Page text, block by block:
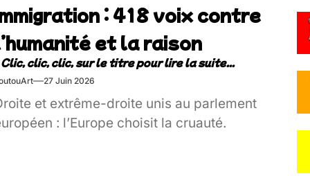
: 418 voix contre
et la raison
27 Juin 2026
et extrême-droite unis au parlement
: l’Europe choisit la cruauté.